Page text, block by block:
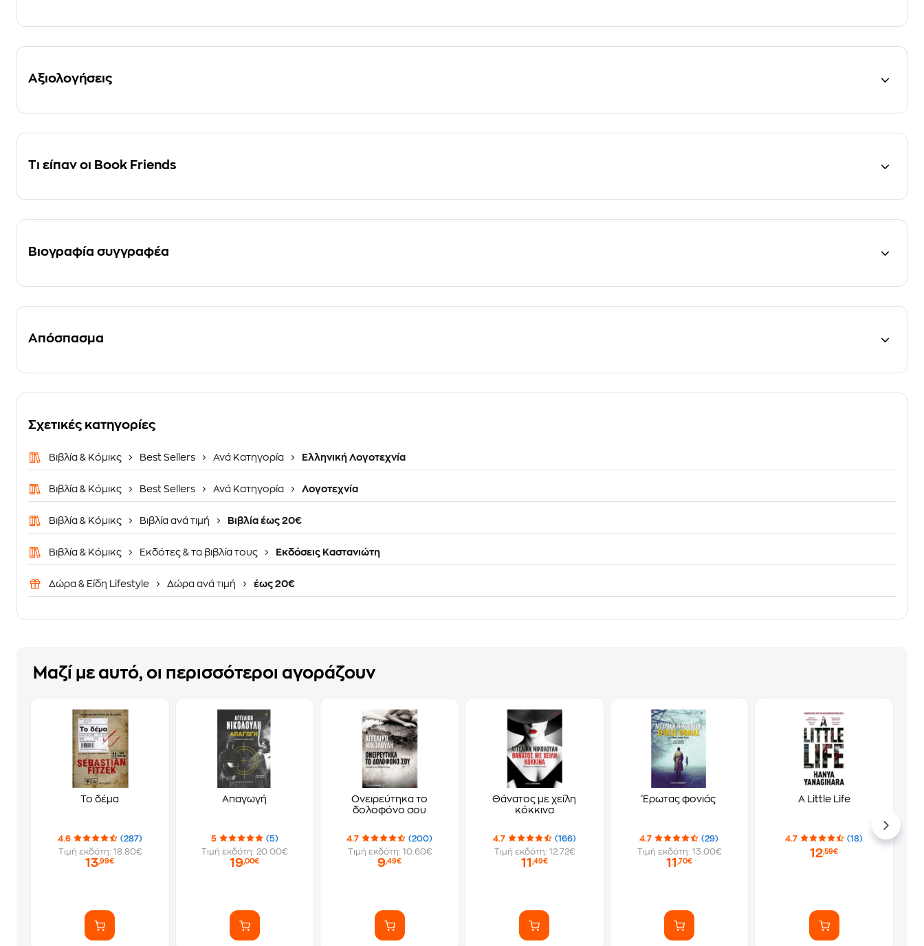
Αξιολογήσεις
Τι είπαν οι Book Friends
Βιογραφία συγγραφέα
Απόσπασμα
Σχετικές κατηγορίες
Βιβλία & Κόμικς Best Sellers Ανά Κατηγορία Ελληνική Λογοτεχνία
Βιβλία & Κόμικς Best Sellers Ανά Κατηγορία Λογοτεχνία
Βιβλία & Κόμικς Βιβλία ανά τιμή Βιβλία έως 20€
Βιβλία & Κόμικς Εκδότες & τα βιβλία τους Εκδόσεις Καστανιώτη
Δώρα & Είδη Lifestyle Δώρα ανά τιμή έως 20€
Μαζί με αυτό, οι περισσότεροι αγοράζουν
Το δέμα
4.6
(287)
Τιμή εκδότη: 18.80€
13,99€
Απαγωγή
5
(5)
Τιμή εκδότη: 20.00€
19,00€
Ονειρεύτηκα το
δολοφόνο σου
4.7
(200)
Τιμή εκδότη: 10.60€
9,49€
Θάνατος με χείλη
κόκκινα
4.7
(166)
Τιμή εκδότη: 12.72€
11 ,49€
Έρωτας φονιάς
4.7
(29)
Τιμή εκδότη: 13.00€
11 ,70€
A Little Life
4.7 (18)
12,59€